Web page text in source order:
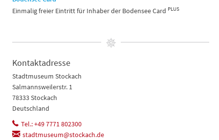
Einmalig freier Eintritt für Inhaber der Bodensee Card PLUS
Kontaktadresse
Stadtmuseum Stockach
Salmannsweilerstr. 1
78333 Stockach
Deutschland
Tel.: +49 7771 802300
stadtmuseum@stockach.de